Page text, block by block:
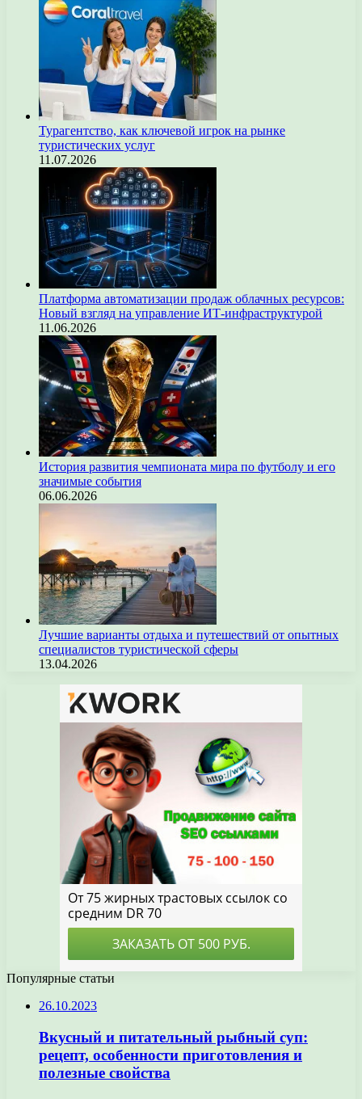
Турагентство, как ключевой игрок на рынке
туристических услуг
11.07.2026
Платформа автоматизации продаж облачных ресурсов:
Новый взгляд на управление ИТ-инфраструктурой
11.06.2026
История развития чемпионата мира по футболу и его
значимые события
06.06.2026
Лучшие варианты отдыха и путешествий от опытных
специалистов туристической сферы
13.04.2026
Популярные статьи
26.10.2023
Вкусный и питательный рыбный суп:
рецепт, особенности приготовления и
полезные свойства